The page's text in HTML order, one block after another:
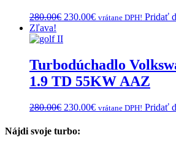
280.00€ Original
230.00€Current
vrátane DPH! Pridať
Zľava!
Turbodúchadlo
1.9 TD 55KW AAZ
280.00€ Original
was:
230.00€Current
vrátane DPH! Pridať
Nájdi svoje turbo: